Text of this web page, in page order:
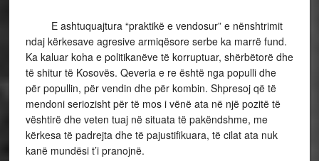
E ashtuquajtura “praktikë e vendosur” e nënshtrimit
ndaj kërkesave agresive armiqësore serbe ka marrë fund.
Ka kaluar koha e politikanëve të korruptuar, shërbëtorë dhe
të shitur të Kosovës. Qeveria e re është nga populli dhe
për popullin, për vendin dhe për kombin. Shpresoj që të
mendoni seriozisht për të mos i vënë ata në një pozitë të
vështirë dhe veten tuaj në situata të pakëndshme, me
kërkesa të padrejta dhe të pajustifikuara, të cilat ata nuk
kanë mundësi t’i pranojnë.